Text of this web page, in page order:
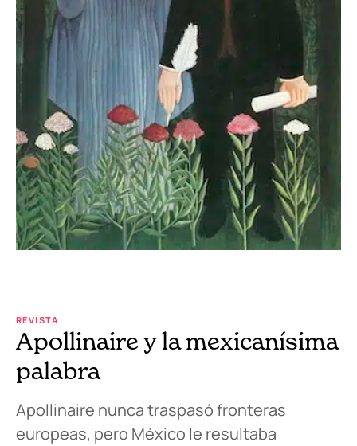
REVISTA
Apollinaire y la mexicanísima
palabra
Apollinaire nunca traspasó fronteras
europeas, pero México le resultaba